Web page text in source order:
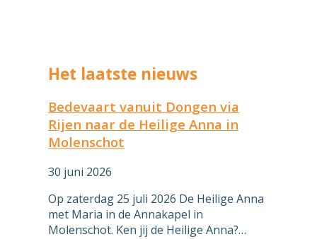
Het laatste nieuws
Bedevaart vanuit Dongen via
Rijen naar de Heilige Anna in
Molenschot
30 juni 2026
Op zaterdag 25 juli 2026 De Heilige Anna
met Maria in de Annakapel in
Molenschot. Ken jij de Heilige Anna?…